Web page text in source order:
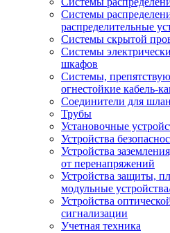
Системы
распределительные
Системы скрытой
Системы
шкафов
Системы,
огнестойкие кабель-
Соединители для
Трубы
Установочные
Устройства
Устройства
от перенапряжений
Устройства защиты,
модульные
Устройства
сигнализации
Учетная техника